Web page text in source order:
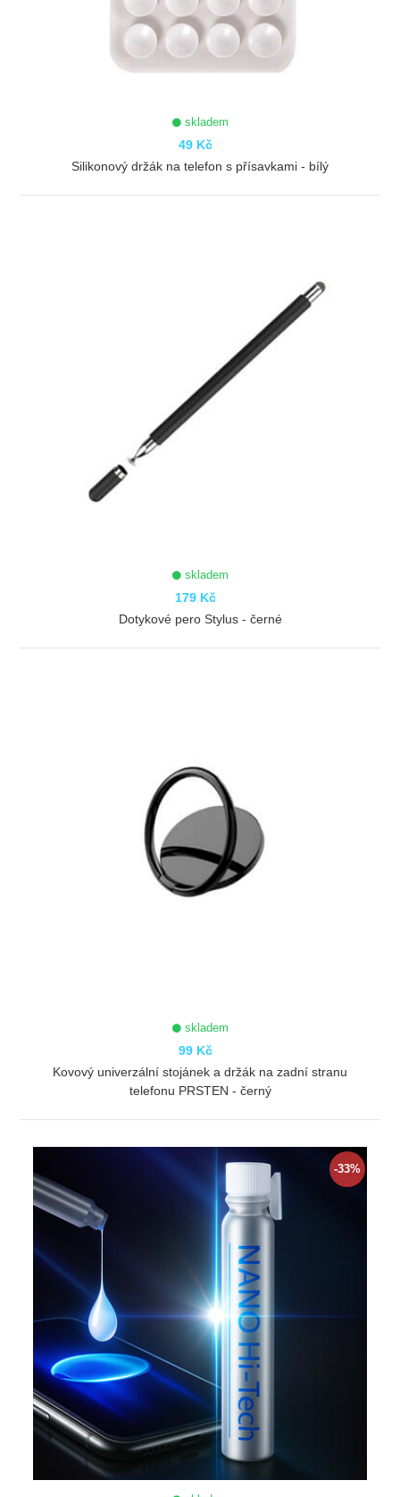
skladem
49 Kč
Silikonový držák na telefon s přísavkami - bílý
skladem
179 Kč
Dotykové pero Stylus - černé
skladem
99 Kč
ZOBRAZIT
Kovový univerzální stojánek a držák na zadní stranu
telefonu PRSTEN - černý
-33%